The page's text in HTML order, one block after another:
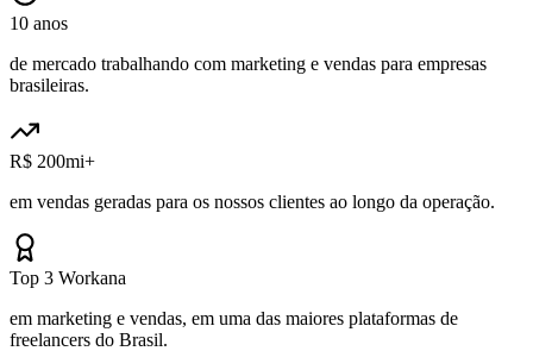
10 anos
de mercado trabalhando com marketing e vendas para empresas
brasileiras.
R$ 200mi+
em vendas geradas para os nossos clientes ao longo da operação.
Top 3 Workana
em marketing e vendas, em uma das maiores plataformas de
freelancers do Brasil.